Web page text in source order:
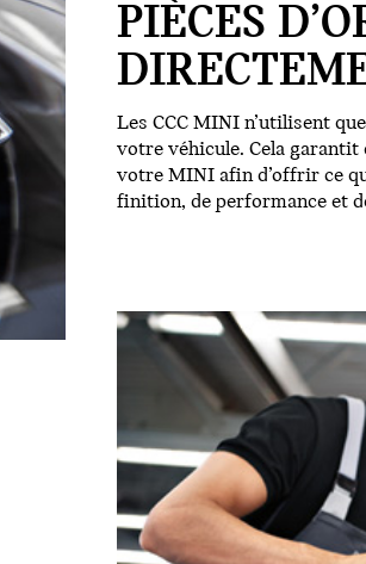
PIÈCES
Les CCC MINI n’utilisent
votre véhicule. Cela
votre MINI afin d’offrir ce
finition, de performance et